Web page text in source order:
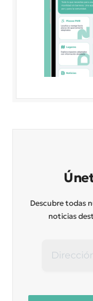
Descubre todas
noticias